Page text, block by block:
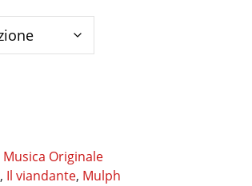
Musica Originale
, Il viandante, Mulph